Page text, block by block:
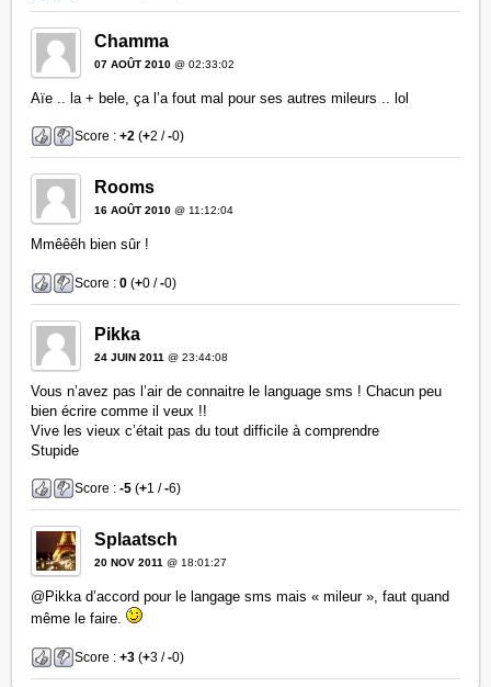
Chamma
07 AOÛT 2010 @ 02:33:02
Aïe .. la + bele, ça l’a fout mal pour ses autres mileurs .. lol
Score :+2 (+2 /-0)
Rooms
16 AOÛT 2010 @ 11:12:04
Mmêêêh bien sûr !
Score :0 (+0 /-0)
Pikka
24 JUIN 2011 @ 23:44:08
Vous n’avez pas l’air de connaitre le language sms ! Chacun peu
bien écrire comme il veux !!
Vive les vieux c’était pas du tout difficile à comprendre
Stupide
Score :-5 (+1 /-6)
Splaatsch
20 NOV 2011 @ 18:01:27
@Pikka d’accord pour le langage sms mais « mileur », faut quand
même le faire.
Score :+3 (+3 /-0)